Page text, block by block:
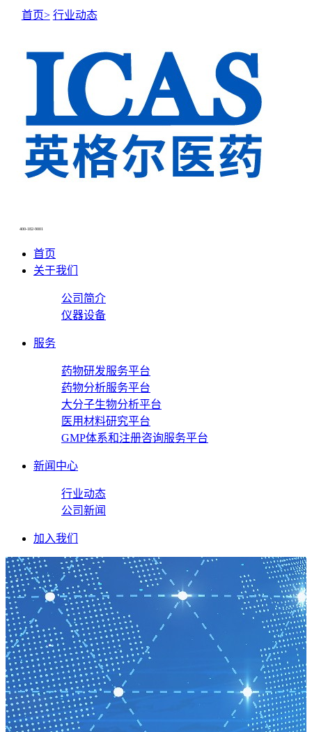
400-182-9001
首页
关于我们
公司简介
仪器设备
服务
药物研发服务平台
药物分析服务平台
大分子生物分析平台
医用材料研究平台
GMP体系和注册咨询服务平台
新闻中心
行业动态
公司新闻
加入我们
NEWS CENTER
首页> 行业动态